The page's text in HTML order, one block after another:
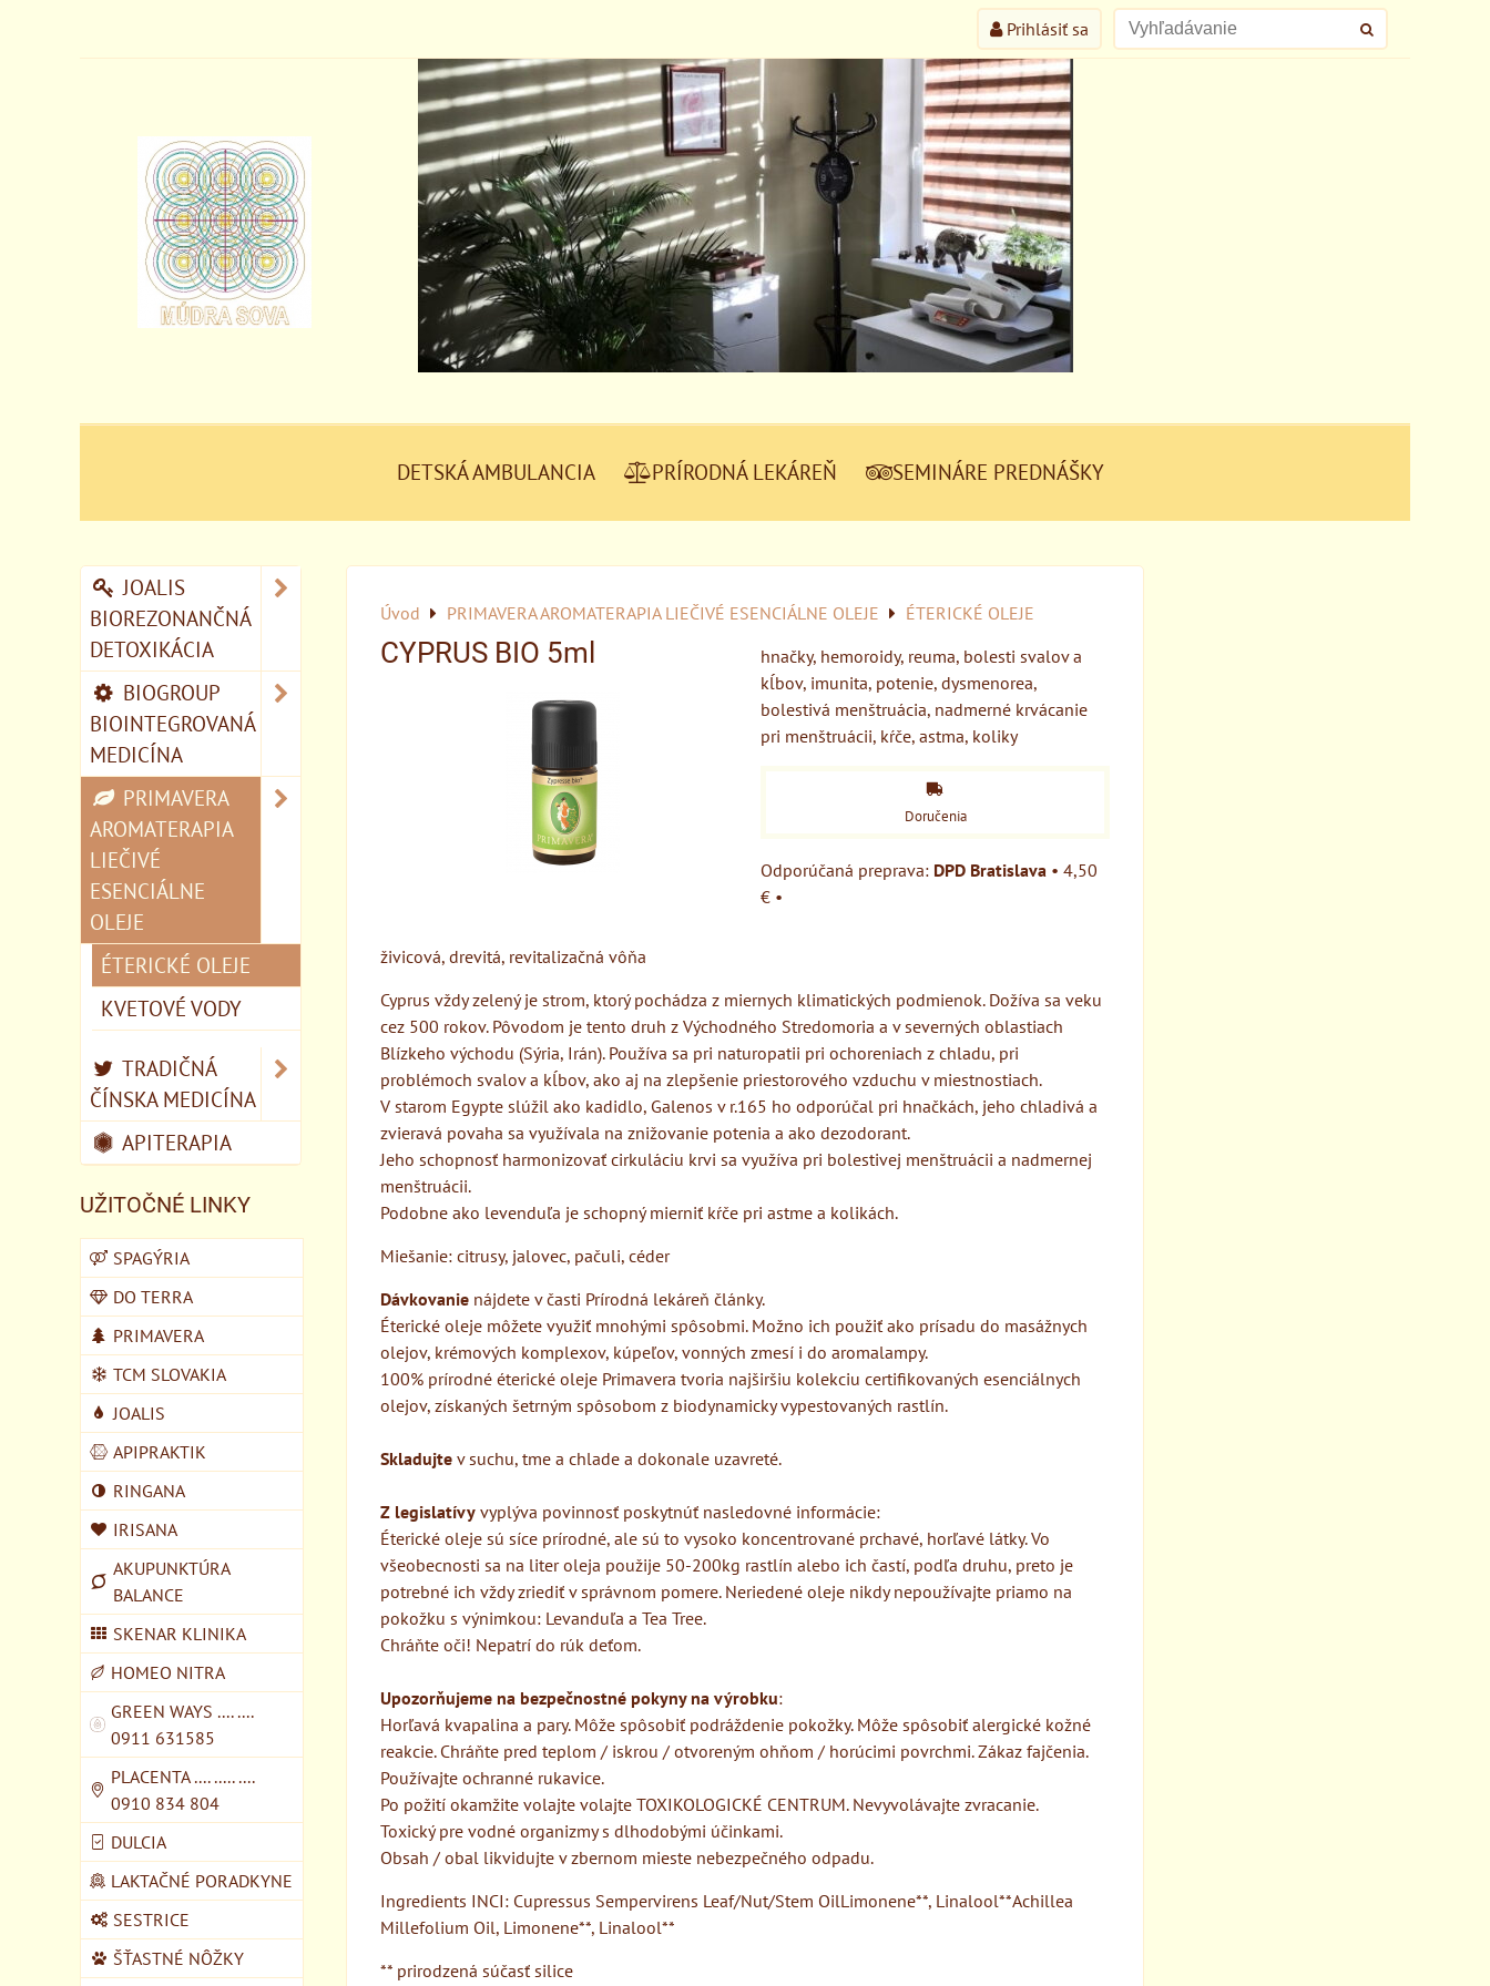
Prihlásiť sa
DETSKÁ AMBULANCIA PRÍRODNÁ LEKÁREŇ SEMINÁRE PREDNÁŠKY
Úvod PRIMAVERA AROMATERAPIA LIEČIVÉ ESENCIÁLNE OLEJE ÉTERICKÉ OLEJE
CYPRUS BIO 5ml
hnačky, hemoroidy, reuma, bolesti svalov a
kĺbov, imunita, potenie, dysmenorea,
bolestivá menštruácia, nadmerné krvácanie
pri menštruácii, kŕče, astma, koliky
Doručenia
DPD Bratislava • 4,50
€ •
živicová, drevitá, revitalizačná vôňa
Cyprus vždy zelený je strom, ktorý pochádza z miernych klimatických podmienok. Dožíva sa veku
cez 500 rokov. Pôvodom je tento druh z Východného Stredomoria a v severných oblastiach
Blízkeho východu (Sýria, Irán). Používa sa pri naturopatii pri ochoreniach z chladu, pri
problémoch svalov a kĺbov, ako aj na zlepšenie priestorového vzduchu v miestnostiach.
V starom Egypte slúžil ako kadidlo, Galenos v r.165 ho odporúčal pri hnačkách, jeho chladivá a
zvieravá povaha sa využívala na znižovanie potenia a ako dezodorant.
Jeho schopnosť harmonizovať cirkuláciu krvi sa využíva pri bolestivej menštruácii a nadmernej
menštruácii.
Podobne ako levenduľa je schopný mierniť kŕče pri astme a kolikách.
Miešanie: citrusy, jalovec, pačuli, céder
Dávkovanie nájdete v časti Prírodná lekáreň články.
Éterické oleje môžete využiť mnohými spôsobmi. Možno ich použiť ako prísadu do masážnych
olejov, krémových komplexov, kúpeľov, vonných zmesí i do aromalampy.
100% prírodné éterické oleje Primavera tvoria najširšiu kolekciu certifikovaných esenciálnych
olejov, získaných šetrným spôsobom z biodynamicky vypestovaných rastlín.
Skladujte v suchu, tme a chlade a dokonale uzavreté.
Z legislatívy vyplýva povinnosť poskytnúť nasledovné informácie:
Éterické oleje sú síce prírodné, ale sú to vysoko koncentrované prchavé, horľavé látky. Vo
všeobecnosti sa na liter oleja použije 50-200kg rastlín alebo ich častí, podľa druhu, preto je
potrebné ich vždy zriediť v správnom pomere. Neriedené oleje nikdy nepoužívajte priamo na
pokožku s výnimkou: Levanduľa a Tea Tree.
Chráňte oči! Nepatrí do rúk deťom.
Upozorňujeme na bezpečnostné pokyny na výrobku:
Horľavá kvapalina a pary. Môže spôsobiť podráždenie pokožky. Môže spôsobiť alergické kožné
reakcie. Chráňte pred teplom / iskrou / otvoreným ohňom / horúcimi povrchmi. Zákaz fajčenia.
Používajte ochranné rukavice.
Po požití okamžite volajte volajte TOXIKOLOGICKÉ CENTRUM. Nevyvolávajte zvracanie.
Toxický pre vodné organizmy s dlhodobými účinkami.
Obsah / obal likvidujte v zbernom mieste nebezpečného odpadu.
Ingredients INCI: Cupressus Sempervirens Leaf/Nut/Stem OilLimonene**, Linalool**Achillea
Millefolium Oil, Limonene**, Linalool**
** prirodzená súčasť silice
JOALIS
BIOREZONANČNÁ
DETOXIKÁCIA
BIOGROUP
BIOINTEGROVANÁ
MEDICÍNA
PRIMAVERA
AROMATERAPIA
LIEČIVÉ
ESENCIÁLNE
OLEJE
ÉTERICKÉ OLEJE
KVETOVÉ VODY
TRADIČNÁ
ČÍNSKA MEDICÍNA
APITERAPIA
UŽITOČNÉ LINKY
SPAGÝRIA
DO TERRA
PRIMAVERA
TCM SLOVAKIA
JOALIS
APIPRAKTIK
RINGANA
IRISANA
AKUPUNKTÚRA
BALANCE
SKENAR KLINIKA
HOMEO NITRA
GREEN WAYS .... ....
0911 631585
PLACENTA .... ..... ....
0910 834 804
DULCIA
LAKTAČNÉ PORADKYNE
SESTRICE
ŠŤASTNÉ NÔŽKY